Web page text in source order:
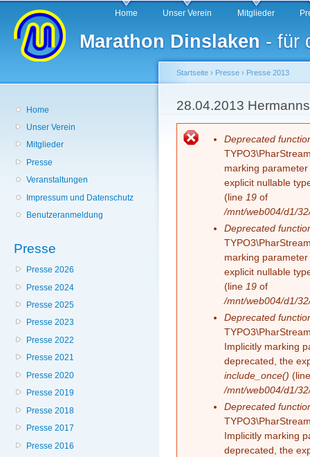
Marathon Dinslaken - für
Hauptmenü Home Unser Verein Mitglieder
Home
Unser Verein
Mitglieder
Presse
Veranstaltungen
Impressum und Datenschutz
Benutzeranmeldung
Presse
Presse 2026
Presse 2024
Presse 2025
Presse 2023
Presse 2022
Presse 2021
Presse 2020
Presse 2019
Presse 2018
Presse 2017
Presse 2016
Sie sind hier
Startseite › Presse › Presse 2013
28.04.2013
Fehlermeldung
Deprecated
marking
explicit nullable
(line 19 of
/mnt/web004/d1/
Deprecated
marking
explicit nullable
(line 19 of
/mnt/web004/d1/
Deprecated
Implicitly marking
deprecated, the
include_once()
/mnt/web004/d1/
Deprecated
Implicitly marking
deprecated, the